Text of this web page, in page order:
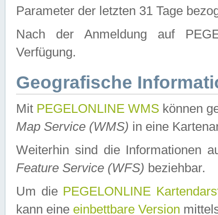
Parameter der letzten 31 Tage
Nach der Anmeldung auf
Verfügung.
Geografische
Mit PEGELONLINE WMS können
Map Service (WMS) in eine
Weiterhin sind die Informationen
Feature Service (WFS) beziehbar.
Um die PEGELONLINE
kann eine einbettbare Version